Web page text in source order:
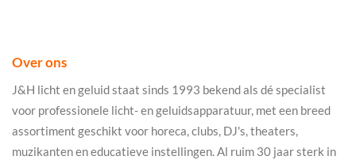
Over ons
J&H licht en geluid staat sinds 1993 bekend als dé specialist
voor professionele licht- en geluidsapparatuur, met een breed
assortiment geschikt voor horeca, clubs, DJ's, theaters,
muzikanten en educatieve instellingen. Al ruim 30 jaar sterk in